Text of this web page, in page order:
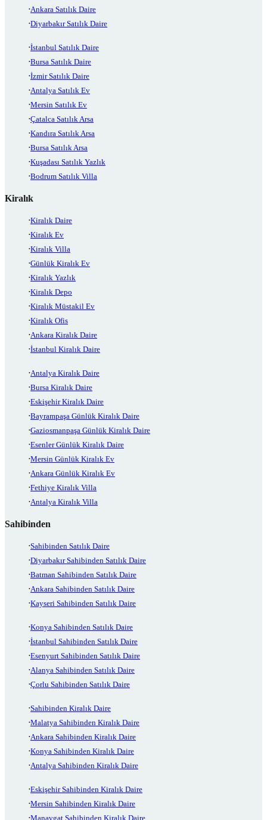
Ankara Satılık Daire
Diyarbakır Satılık Daire
İstanbul Satılık Daire
Bursa Satılık Daire
İzmir Satılık Daire
Antalya Satılık Ev
Mersin Satılık Ev
Çatalca Satılık Arsa
Kandıra Satılık Arsa
Bursa Satılık Arsa
Kuşadası Satılık Yazlık
Bodrum Satılık Villa
Kiralık
Kiralık Daire
Kiralık Ev
Kiralık Villa
Günlük Kiralık Ev
Kiralık Yazlık
Kiralık Depo
Kiralık Müstakil Ev
Kiralık Ofis
Ankara Kiralık Daire
İstanbul Kiralık Daire
Antalya Kiralık Daire
Bursa Kiralık Daire
Eskişehir Kiralık Daire
Bayrampaşa Günlük Kiralık Daire
Gaziosmanpaşa Günlük Kiralık Daire
Esenler Günlük Kiralık Daire
Mersin Günlük Kiralık Ev
Ankara Günlük Kiralık Ev
Fethiye Kiralık Villa
Antalya Kiralık Villa
Sahibinden
Sahibinden Satılık Daire
Diyarbakır Sahibinden Satılık Daire
Batman Sahibinden Satılık Daire
Ankara Sahibinden Satılık Daire
Kayseri Sahibinden Satılık Daire
Konya Sahibinden Satılık Daire
İstanbul Sahibinden Satılık Daire
Esenyurt Sahibinden Satılık Daire
Alanya Sahibinden Satılık Daire
Çorlu Sahibinden Satılık Daire
Sahibinden Kiralık Daire
Malatya Sahibinden Kiralık Daire
Ankara Sahibinden Kiralık Daire
Konya Sahibinden Kiralık Daire
Antalya Sahibinden Kiralık Daire
Eskişehir Sahibinden Kiralık Daire
Mersin Sahibinden Kiralık Daire
Manavgat Sahibinden Kiralık Daire